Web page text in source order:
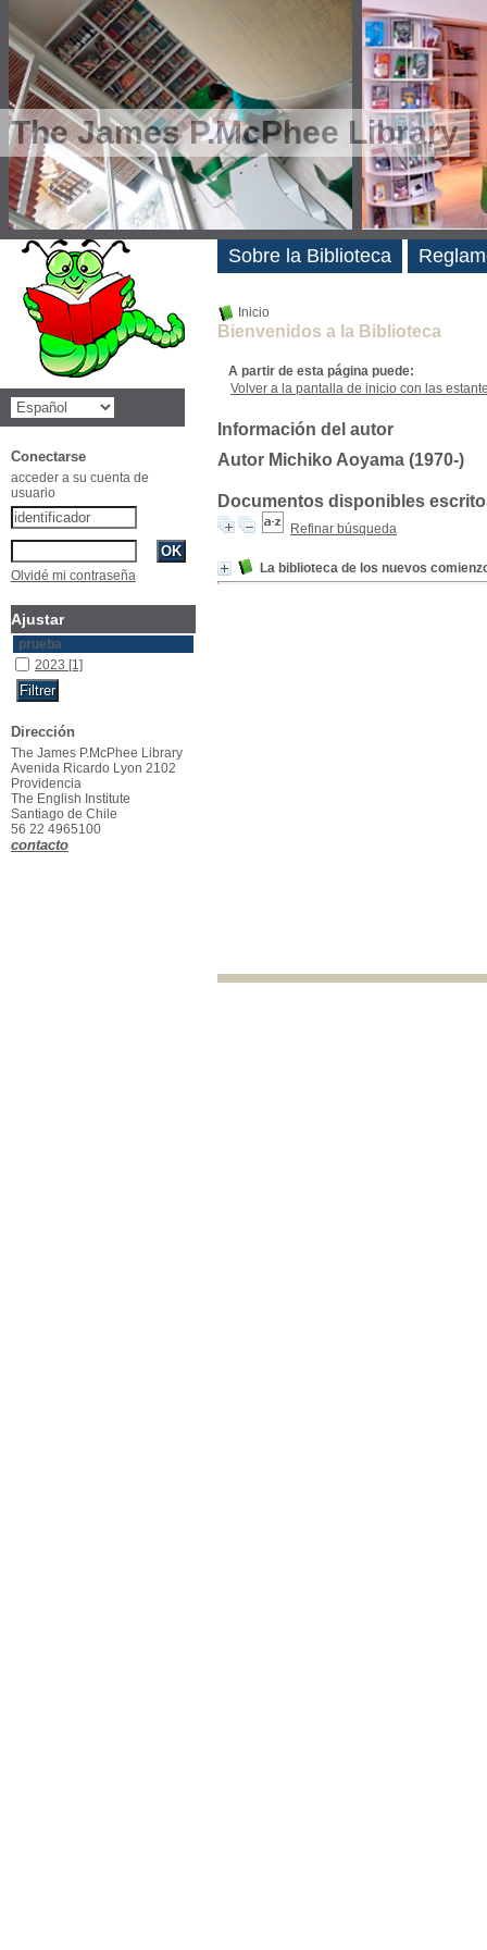
The James P.McPhee Library
Inicio
Bienvenidos a la Biblioteca
A partir de esta página puede:
Volver a la pantalla de inicio con las
Información del autor
Autor Michiko Aoyama (1970-)
Documentos disponibles
Refinar búsqueda
La biblioteca de los nuevos
Sobre la Biblioteca
Novedades
Conectarse
acceder a su cuenta de
usuario
Olvidé mi contraseña
Ajustar
prueba
2023 [1]
Dirección
The James P.McPhee Library
Avenida Ricardo Lyon 2102
Providencia
The English Institute
Santiago de Chile
56 22 4965100
contacto